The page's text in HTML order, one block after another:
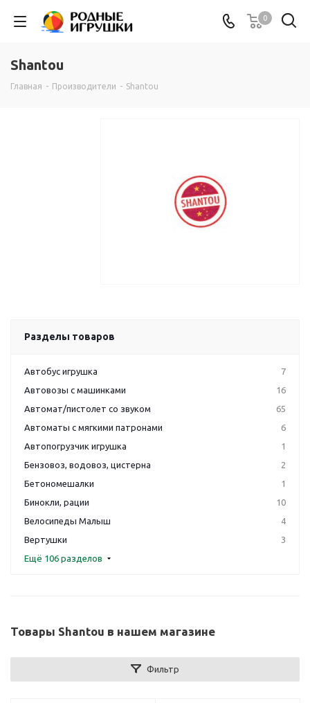
0
Shantou
Главная - Производители - Shantou
Разделы товаров
Автобус игрушка
7
Автовозы с машинками
16
Автомат/пистолет со звуком
65
Автоматы с мягкими патронами
6
Автопогрузчик игрушка
1
Бензовоз, водовоз, цистерна
2
Бетономешалки
1
Бинокли, рации
10
Велосипеды Малыш
4
Вертушки
3
Ещё 106 разделов
Товары Shantou в нашем магазине
Фильтр